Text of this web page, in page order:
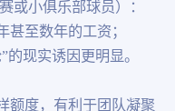
或小俱乐部球员）：
至数年的工资；
现实诱因更明显。
额度，有利于团队凝聚